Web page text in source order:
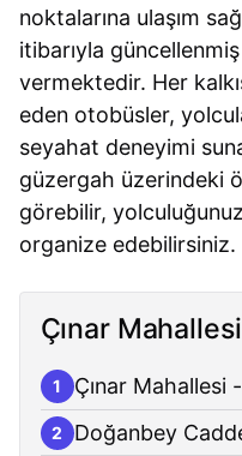
noktalarına ulaşım
itibarıyla
vermektedir. Her
eden otobüsler,
seyahat deneyimi
güzergah üzerindeki
görebilir,
organize edebilirsiniz.
Çınar
1 Çınar Mahallesi
2 Doğanbey